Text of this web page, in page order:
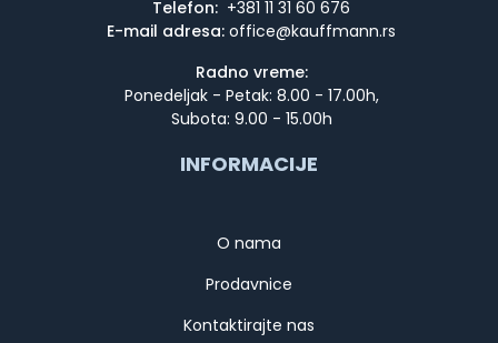
Telefon: +381 11 31 60 676
E-mail adresa:
Radno vreme:
Ponedeljak - Petak: 8.00 - 17.00h,
Subota: 9.00 - 15.00h
INFORMACIJE
O nama
Prodavnice
Kontaktirajte nas